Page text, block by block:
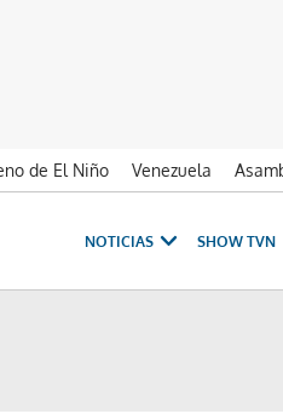
de El Niño Venezuela
NOTICIAS SHOW TVN